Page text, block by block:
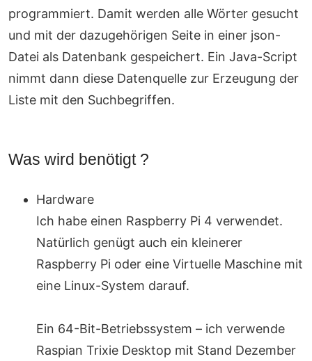
programmiert. Damit werden alle Wörter gesucht
und mit der dazugehörigen Seite in einer json-
Datei als Datenbank gespeichert. Ein Java-Script
nimmt dann diese Datenquelle zur Erzeugung der
Liste mit den Suchbegriffen.
Was wird benötigt ?
Hardware
Ich habe einen Raspberry Pi 4 verwendet.
Natürlich genügt auch ein kleinerer
Raspberry Pi oder eine Virtuelle Maschine mit
eine Linux-System darauf.
Ein 64-Bit-Betriebssystem – ich verwende
Raspian Trixie Desktop mit Stand Dezember